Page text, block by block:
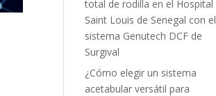
total de rodilla en el Hospital
Saint Louis de Senegal con el
sistema Genutech DCF de
Surgival
¿Cómo elegir un sistema
acetabular versátil para